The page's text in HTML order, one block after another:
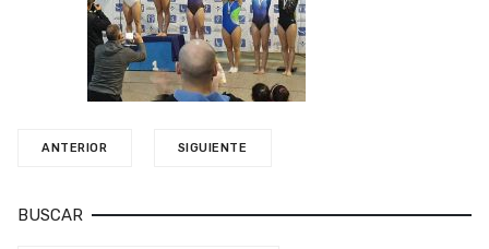
ANTERIOR SIGUIENTE
BUSCAR